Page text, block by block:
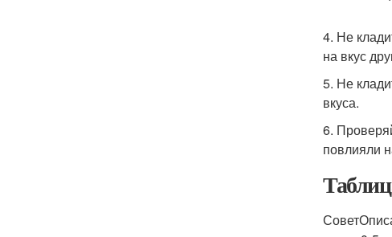
4. Не
на вкус
5. Не
вкуса.
6.
повлияли